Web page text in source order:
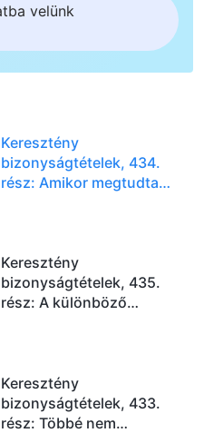
velünk
Keresztény
bizonyságtételek, 434.
rész: Amikor megtudtam,
Keresztény
bizonyságtételek, 435.
rész: A különböző
Keresztény
bizonyságtételek, 433.
rész: Többé nem